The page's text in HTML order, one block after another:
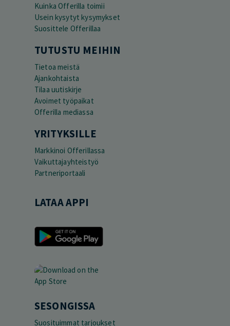
Kuinka Offerilla toimii
Usein kysytyt kysymykset
Suosittele Offerillaa
TUTUSTU MEIHIN
Tietoa meistä
Ajankohtaista
Tilaa uutiskirje
Avoimet työpaikat
Offerilla mediassa
YRITYKSILLE
Markkinoi Offerillassa
Vaikuttajayhteistyö
Partneriportaali
LATAA APPI
SESONGISSA
Suosituimmat tarjoukset